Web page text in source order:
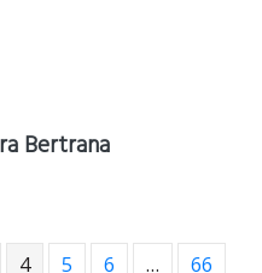
Bertrana
4 5 6 …
66